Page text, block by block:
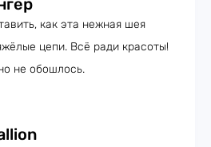
как эта нежная шея
цепи. Всё ради красоты!
не обошлось.